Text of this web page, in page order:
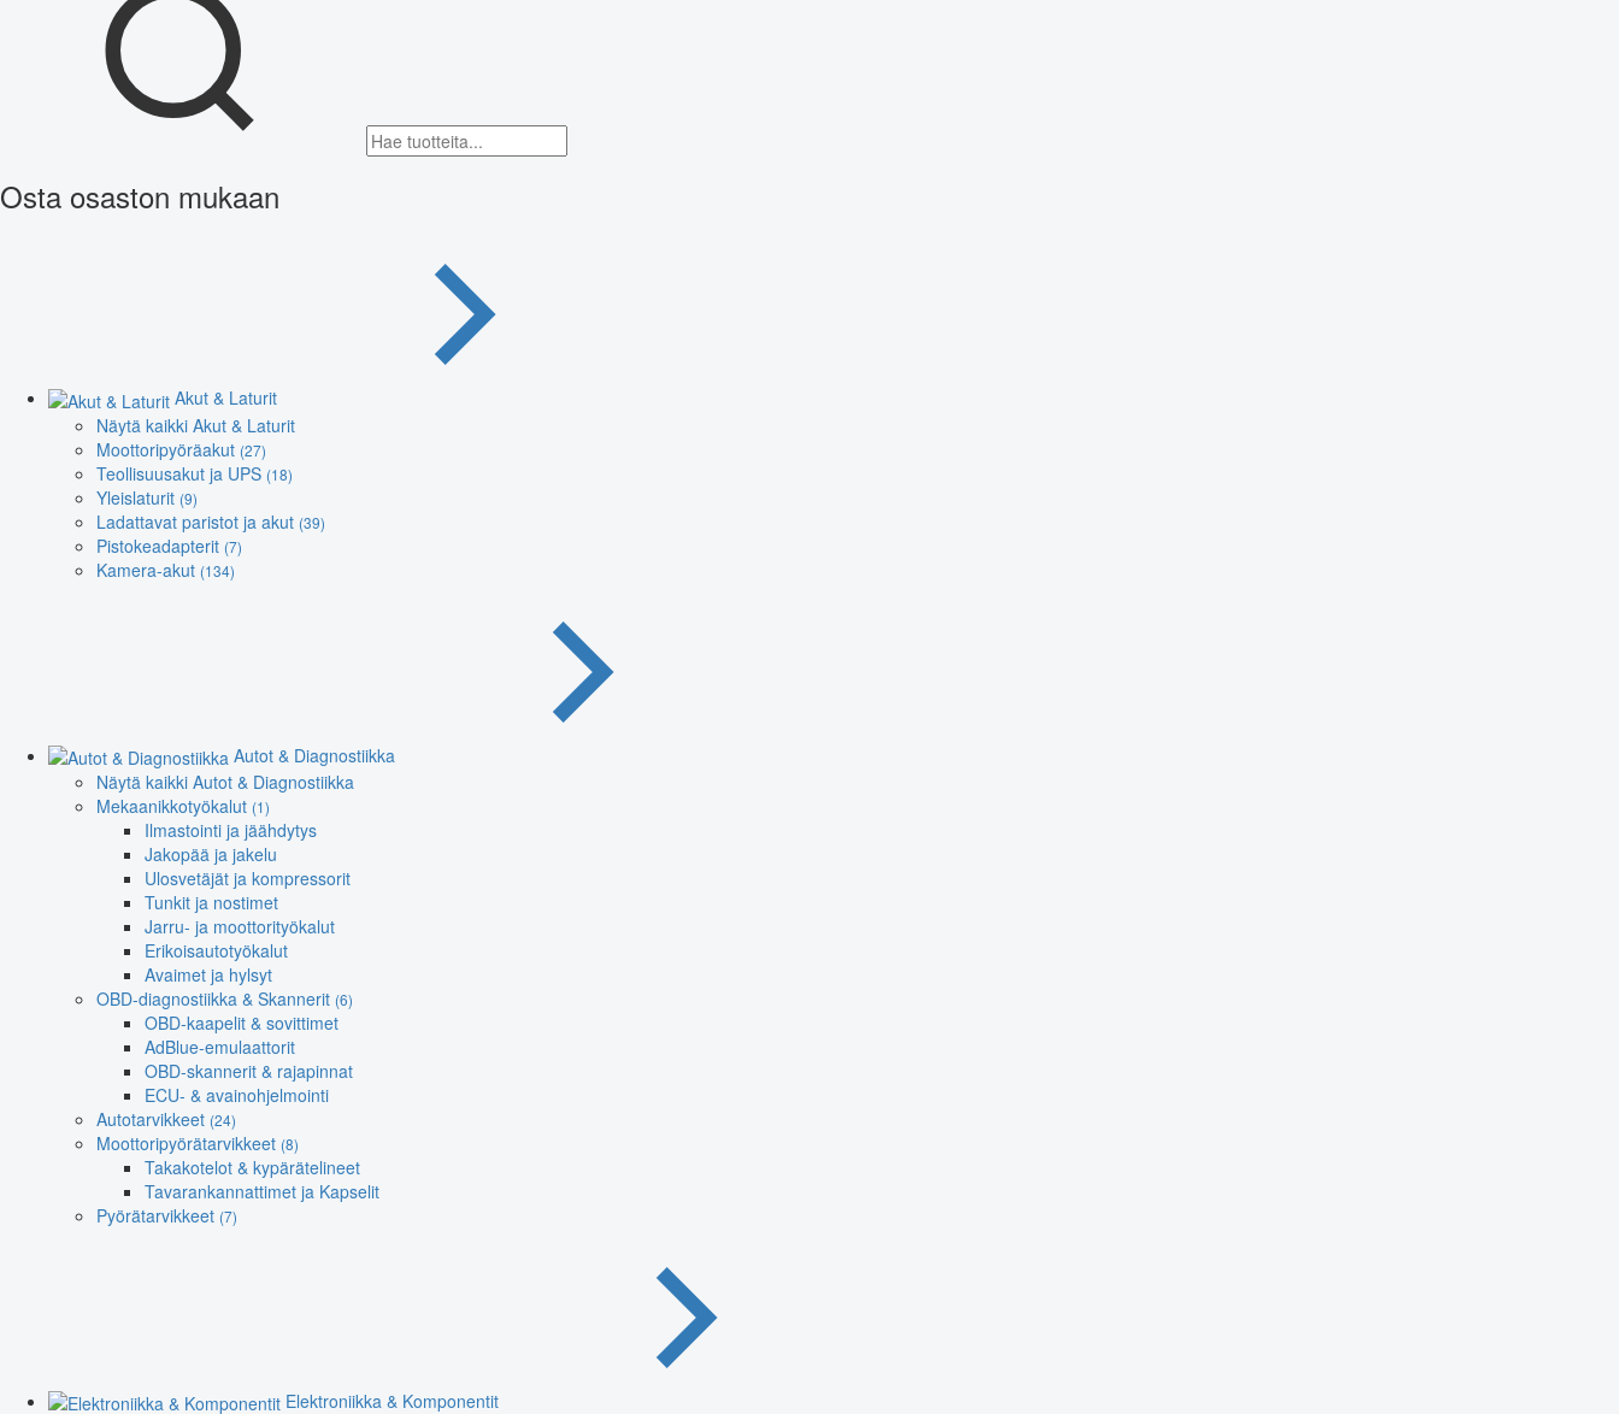
Osta osaston mukaan
Akut & Laturit
Näytä kaikki Akut & Laturit
Moottoripyöräakut (27)
Teollisuusakut ja UPS (18)
Yleislaturit (9)
Ladattavat paristot ja akut (39)
Pistokeadapterit (7)
Kamera-akut (134)
Autot & Diagnostiikka
Näytä kaikki Autot & Diagnostiikka
Mekaanikkotyökalut (1)
Ilmastointi ja jäähdytys
Jakopää ja jakelu
Ulosvetäjät ja kompressorit
Tunkit ja nostimet
Jarru- ja moottorityökalut
Erikoisautotyökalut
Avaimet ja hylsyt
OBD-diagnostiikka & Skannerit (6)
OBD-kaapelit & sovittimet
AdBlue-emulaattorit
OBD-skannerit & rajapinnat
ECU- & avainohjelmointi
Autotarvikkeet (24)
Moottoripyörätarvikkeet (8)
Takakotelot & kypärätelineet
Tavarankannattimet ja Kapselit
Pyörätarvikkeet (7)
Elektroniikka & Komponentit